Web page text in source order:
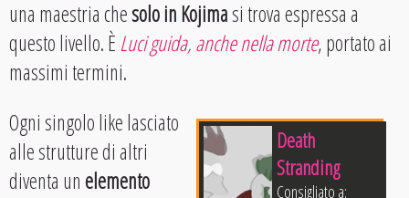
una maestria chesolo in Kojimasi trova espressa a
questo livello. È Luci guida, anche nella morte, portato ai
massimi termini.
Death
Stranding
Consigliato a:
Ogni singolo like lasciato
alle strutture di altri
diventa unelemento